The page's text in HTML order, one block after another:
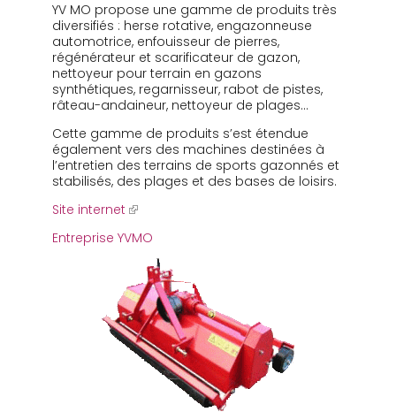
YV MO propose une gamme de produits très
diversifiés : herse rotative, engazonneuse
automotrice, enfouisseur de pierres,
régénérateur et scarificateur de gazon,
nettoyeur pour terrain en gazons
synthétiques, regarnisseur, rabot de pistes,
râteau-andaineur, nettoyeur de plages…
Cette gamme de produits s’est étendue
également vers des machines destinées à
l’entretien des terrains de sports gazonnés et
stabilisés, des plages et des bases de loisirs.
Site internet
Entreprise YVMO